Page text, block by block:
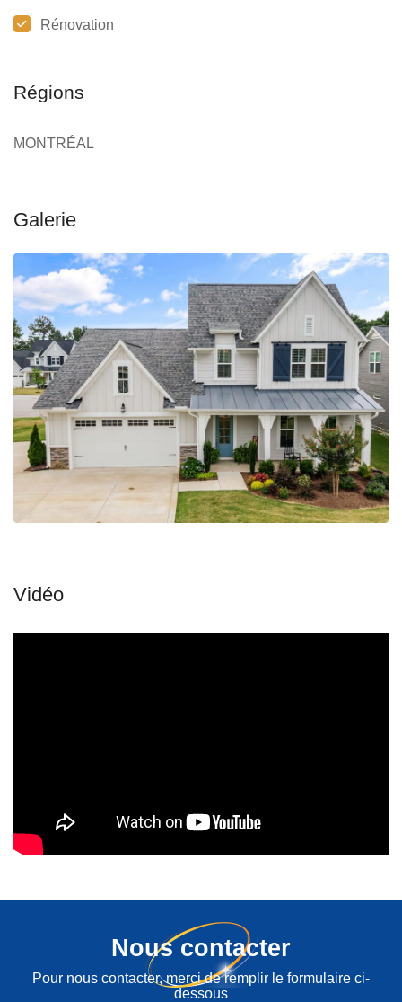
Rénovation
Régions
MONTRÉAL
Nous contacter
Pour nous contacter, merci de remplir le formulaire ci-
dessous